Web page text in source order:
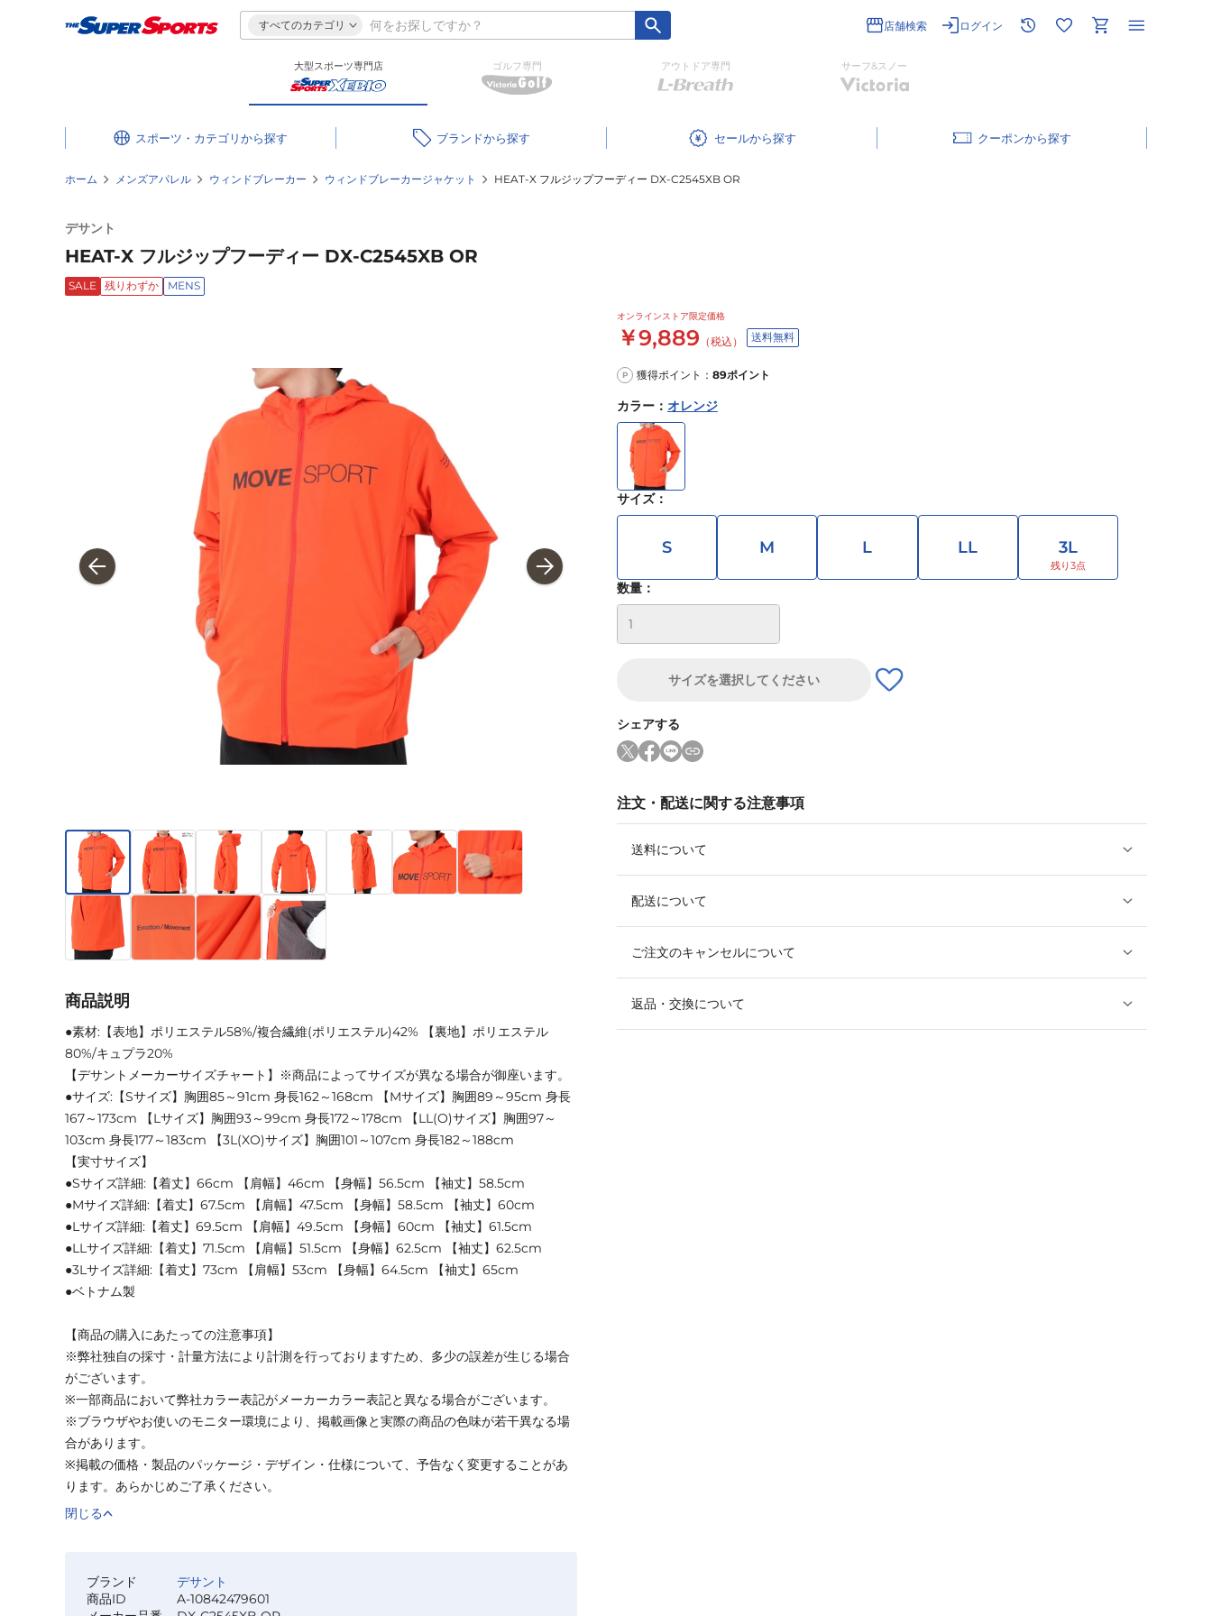
すべてのカテゴリ 店舗検索 ログイン
大型スポーツ専門店 ゴルフ専門 アウトドア専門 サーフ&スノー
スポーツ・カテゴリ ブランド セール クーポン
ホーム メンズアパレル ウィンドブレーカー ウィンドブレーカージャケット HEAT-X フルジップフーディー DX-C2545XB OR
デサント
HEAT-X フルジップフーディー DX-C2545XB OR
SALE 残りわずか MENS
オンラインストア限定価格
￥9,889 （税込） 送料無料
P 獲得ポイント： 89ポイント
カラー ： オレンジ
サイズ：
S M L LL 3L
数量：
サイズを選択してください
シェアする
注文・配送に関する注意事項
送料について
配送について
ご注文のキャンセルについて
返品・交換について
商品説明
●素材:【表地】ポリエステル58%/複合繊維(ポリエステル)42% 【裏地】ポリエステル
80%/キュプラ20%
【デサントメーカーサイズチャート】※商品によってサイズが異なる場合が御座います。
●サイズ:【Sサイズ】胸囲85～91cm 身長162～168cm 【Mサイズ】胸囲89～95cm 身長
167～173cm 【Lサイズ】胸囲93～99cm 身長172～178cm 【LL(O)サイズ】胸囲97～
103cm 身長177～183cm 【3L(XO)サイズ】胸囲101～107cm 身長182～188cm
【実寸サイズ】
●Sサイズ詳細:【着丈】66cm 【肩幅】46cm 【身幅】56.5cm 【袖丈】58.5cm
●Mサイズ詳細:【着丈】67.5cm 【肩幅】47.5cm 【身幅】58.5cm 【袖丈】60cm
●Lサイズ詳細:【着丈】69.5cm 【肩幅】49.5cm 【身幅】60cm 【袖丈】61.5cm
●LLサイズ詳細:【着丈】71.5cm 【肩幅】51.5cm 【身幅】62.5cm 【袖丈】62.5cm
●3Lサイズ詳細:【着丈】73cm 【肩幅】53cm 【身幅】64.5cm 【袖丈】65cm
●ベトナム製
【商品の購入にあたっての注意事項】
※弊社独自の採寸・計量方法により計測を行っておりますため、多少の誤差が生じる場合
がございます。
※一部商品において弊社カラー表記がメーカーカラー表記と異なる場合がございます。
※ブラウザやお使いのモニター環境により、掲載画像と実際の商品の色味が若干異なる場
合があります。
※掲載の価格・製品のパッケージ・デザイン・仕様について、予告なく変更することがあ
ります。あらかじめご了承ください。
閉じる
ブランド
デサント
商品ID
A-10842479601